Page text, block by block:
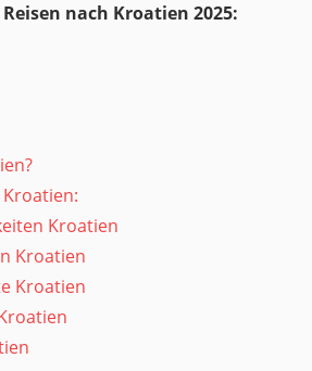
nach Kroatien 2025:
Kroatien:
Kroatien
Kroatien
Kroatien